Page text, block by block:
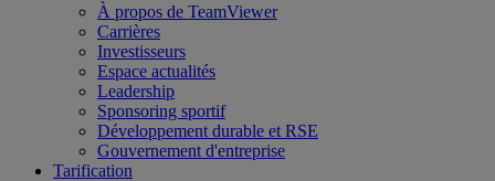
À propos de TeamViewer
Carrières
Investisseurs
Espace actualités
Leadership
Sponsoring sportif
Développement durable et RSE
Gouvernement d'entreprise
Tarification